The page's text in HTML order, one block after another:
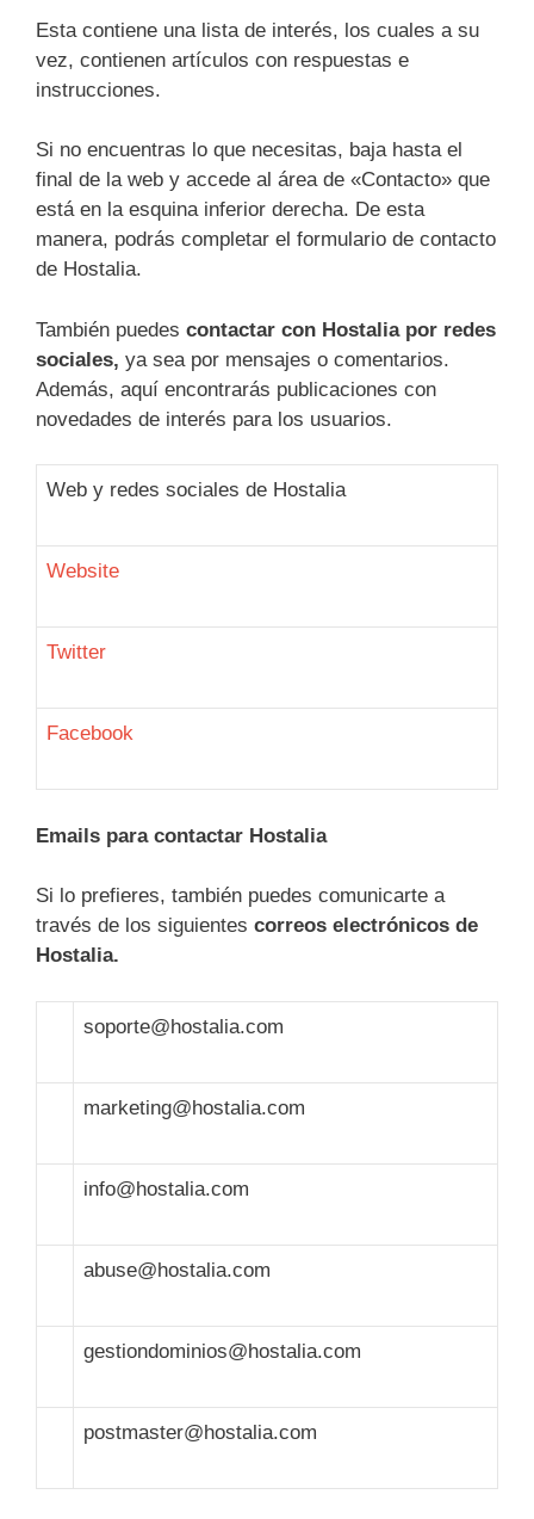
Esta contiene una lista de interés, los cuales a su
vez, contienen artículos con respuestas e
instrucciones.
Si no encuentras lo que necesitas, baja hasta el
final de la web y accede al área de «Contacto» que
está en la esquina inferior derecha. De esta
manera, podrás completar el formulario de contacto
de Hostalia.
También puedes contactar con Hostalia por redes
sociales, ya sea por mensajes o comentarios.
Además, aquí encontrarás publicaciones con
novedades de interés para los usuarios.
Web y redes sociales de Hostalia
Website
Twitter
Facebook
Emails para contactar Hostalia
Si lo prefieres, también puedes comunicarte a
través de los siguientes correos electrónicos de
Hostalia.
soporte@hostalia.com
marketing@hostalia.com
info@hostalia.com
abuse@hostalia.com
gestiondominios@hostalia.com
postmaster@hostalia.com